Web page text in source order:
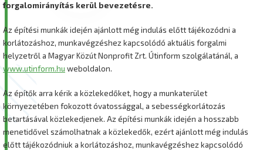
forgalomirányítás kerül bevezetésre.
Az építési munkák idején ajánlott még indulás előtt tájékozódni a
korlátozáshoz, munkavégzéshez kapcsolódó aktuális forgalmi
helyzetről a Magyar Közút Nonprofit Zrt. Útinform szolgálatánál, a
www.utinform.hu weboldalon.
Az építők arra kérik a közlekedőket, hogy a munkaterület
környezetében fokozott óvatossággal, a sebességkorlátozás
betartásával közlekedjenek. Az építési munkák idején a hosszabb
menetidővel számolhatnak a közlekedők, ezért ajánlott még indulás
előtt tájékozódniuk a korlátozáshoz, munkavégzéshez kapcsolódó